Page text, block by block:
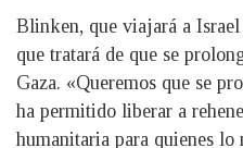
Blinken, que viajará a
que tratará de que se
Gaza. «Queremos que se
ha permitido liberar a
humanitaria para quienes lo